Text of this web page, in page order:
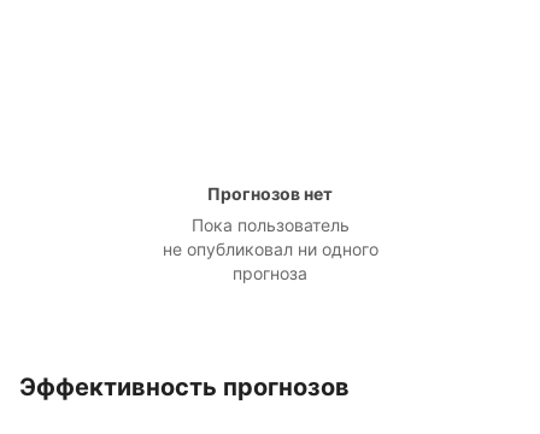
Прогнозов нет
Пока пользователь
не опубликовал ни одного
прогноза
Эффективность прогнозов